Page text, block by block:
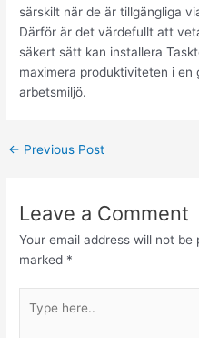
särskilt när de är tillgängliga
Därför är det värdefullt att
säkert sätt kan installera
maximera produktiviteten i en
arbetsmiljö.
← Previous Post
Leave a Comment
Your email address will not be
marked *
here..